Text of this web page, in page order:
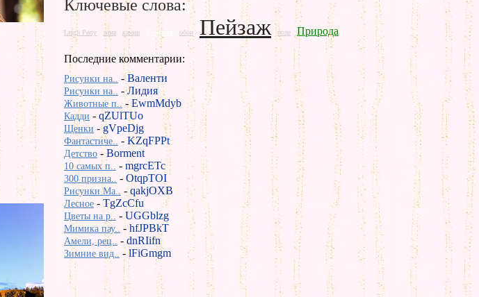
Ключевые слова:
Leigh Perry зима камни Красота обои Пейзаж поле Природа
Последние комментарии:
Рисунки на.. -Валенти
Рисунки на.. -Лидия
Животные п.. -EwmMdyb
Кадди - qZUlTUo
Щенки -gVpeDjg
Фантастиче.. - KZqFPPt
Детство - Borment
10 самых п.. - mgrcETc
300 призна.. - OtqpTOI
Рисунки Ma.. -qakjOXB
Лесное -TgZcCfu
Цветы на р.. - UGGblzg
Мимика пау.. -hfJPBkT
Амели, рец.. - dnRIifn
Зимние вид.. -lFiGmgm